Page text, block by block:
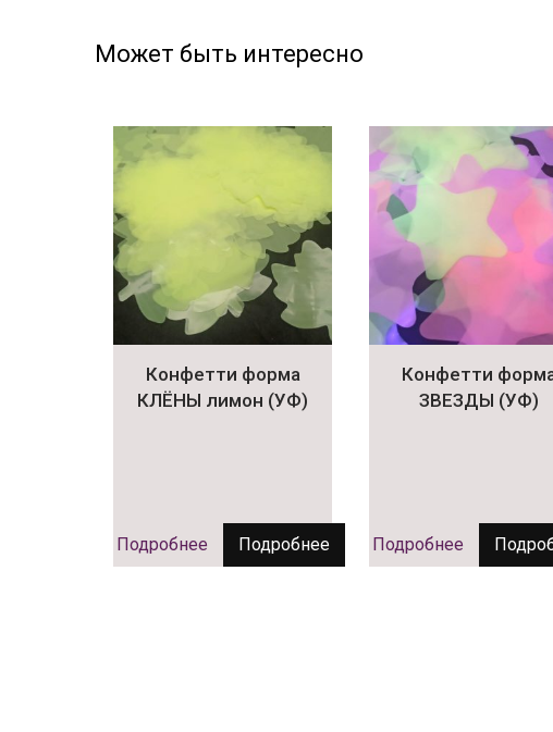
Может быть интересно
Конфетти форма
КЛЁНЫ лимон (УФ)
Подробнее Подробнее
Конфетти
ЗВЕЗДЫ (УФ)
Подробнее